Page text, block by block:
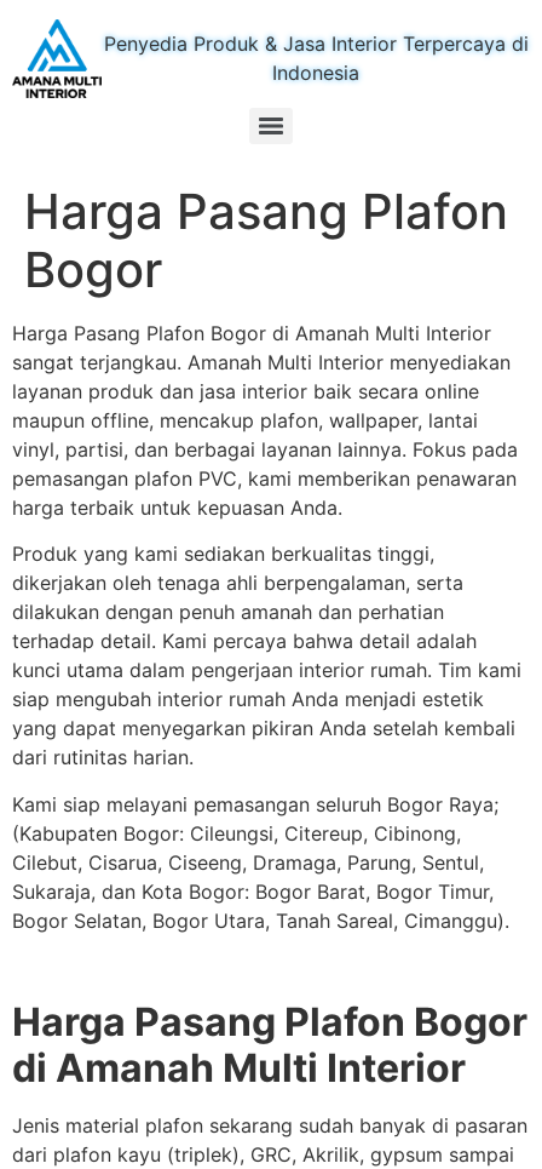
Penyedia Produk & Jasa Interior Terpercaya di
Indonesia
Harga Pasang Plafon
Bogor
Harga Pasang Plafon Bogor di Amanah Multi Interior
sangat terjangkau. Amanah Multi Interior menyediakan
layanan produk dan jasa interior baik secara online
maupun offline, mencakup plafon, wallpaper, lantai
vinyl, partisi, dan berbagai layanan lainnya. Fokus pada
pemasangan plafon PVC, kami memberikan penawaran
harga terbaik untuk kepuasan Anda.
Produk yang kami sediakan berkualitas tinggi,
dikerjakan oleh tenaga ahli berpengalaman, serta
dilakukan dengan penuh amanah dan perhatian
terhadap detail. Kami percaya bahwa detail adalah
kunci utama dalam pengerjaan interior rumah. Tim kami
siap mengubah interior rumah Anda menjadi estetik
yang dapat menyegarkan pikiran Anda setelah kembali
dari rutinitas harian.
Kami siap melayani pemasangan seluruh Bogor Raya;
(Kabupaten Bogor: Cileungsi, Citereup, Cibinong,
Cilebut, Cisarua, Ciseeng, Dramaga, Parung, Sentul,
Sukaraja, dan Kota Bogor: Bogor Barat, Bogor Timur,
Bogor Selatan, Bogor Utara, Tanah Sareal, Cimanggu).
Harga Pasang Plafon Bogor
di Amanah Multi Interior
Jenis material plafon sekarang sudah banyak di pasaran
dari plafon kayu (triplek), GRC, Akrilik, gypsum sampai